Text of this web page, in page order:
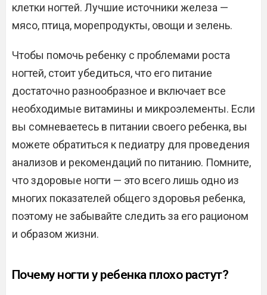
клетки ногтей. Лучшие источники железа —
мясо, птица, морепродукты, овощи и зелень.
Чтобы помочь ребенку с проблемами роста
ногтей, стоит убедиться, что его питание
достаточно разнообразное и включает все
необходимые витамины и микроэлементы. Если
вы сомневаетесь в питании своего ребенка, вы
можете обратиться к педиатру для проведения
анализов и рекомендаций по питанию. Помните,
что здоровые ногти — это всего лишь одно из
многих показателей общего здоровья ребенка,
поэтому не забывайте следить за его рационом
и образом жизни.
Почему ногти у ребенка плохо растут?